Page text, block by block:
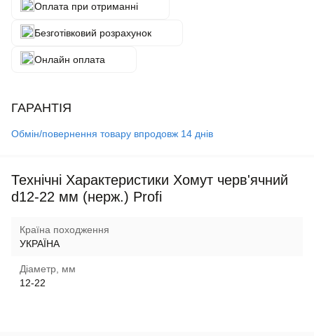
Оплата при отриманні
Безготівковий розрахунок
Онлайн оплата
ГАРАНТІЯ
Обмін/повернення товару впродовж 14 днів
Технічні Характеристики Хомут черв'ячний
d12-22 мм (нерж.) Profi
Країна походження
УКРАЇНА
Діаметр, мм
12-22